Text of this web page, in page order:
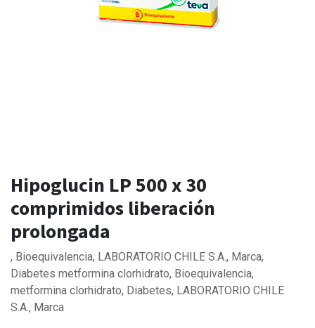
Hipoglucin LP 500 x 30
comprimidos liberación
prolongada
, Bioequivalencia, LABORATORIO CHILE S.A., Marca,
Diabetes metformina clorhidrato, Bioequivalencia,
metformina clorhidrato, Diabetes, LABORATORIO CHILE
S.A., Marca